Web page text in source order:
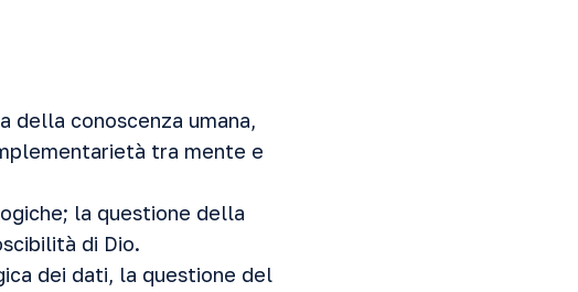
della conoscenza umana,
tra mente e
la questione della
di Dio.
dei dati, la questione del